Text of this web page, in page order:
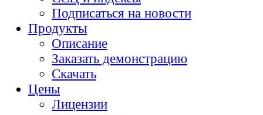
Подписаться на новости
Продукты
Описание
Заказать демонстрацию
Скачать
Цены
Лицензии